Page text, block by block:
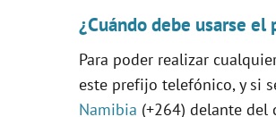
¿Cuándo debe usarse
Para poder realizar
este prefijo telefónico, y si
Namibia (+264) delante